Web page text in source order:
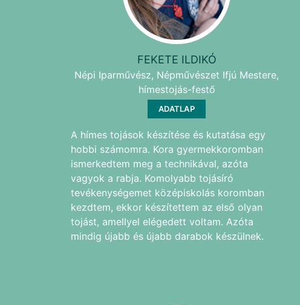
FEKETE ILDIKÓ
Népi Iparművész, Népművészet Ifjú Mestere,
hímestojás-festő
ADATLAP
A hímes tojások készítése és kutatása egy
hobbi számomra. Kora gyermekkoromban
ismerkedtem meg a technikával, azóta
vagyok a rabja. Komolyabb tojásíró
tevékenységemet középiskolás koromban
kezdtem, ekkor készítettem az első olyan
tojást, amellyel elégedett voltam. Azóta
mindig újabb és újabb darabok készülnek.